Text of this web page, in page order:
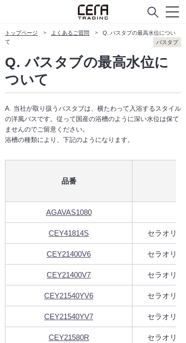
トップページ よくあるご質問
Q. バスタブの最高水位につい
て
バスタブ
Q. バスタブの最高水位に
ついて
A. 当社が取り扱うバスタブは、横たわって入浴するスタイル
の洋風バスです。従って国産の浴槽のように深い水位は保て
ませんのでご留意ください。
浴槽の種類により、下記のようになります。
品番
AGAVAS1080
CEY41814S セラオリ
CEY21400V6 セラオリ
CEY21400V7 セラオリ
CEY21540YV6 セラオリ
CEY21540YV7 セラオリ
CEY21580R セラオリ